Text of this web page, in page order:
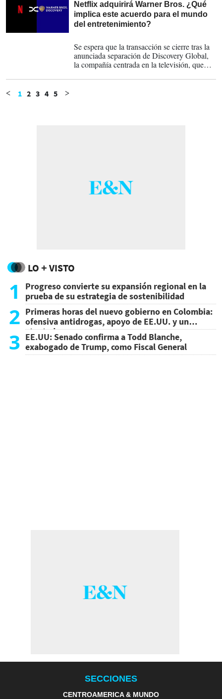
Netflix adquirirá Warner Bros. ¿Qué
implica este acuerdo para el mundo
del entretenimiento?
Se espera que la transacción se cierre tras la
anunciada separación de Discovery Global,
la compañía centrada en la televisión, que
y canales en abierto en Europa. Se espera
< 1 2 3 4 5 >
LO + VISTO
1
Progreso convierte su expansión regional en la
prueba de su estrategia de sostenibilidad
2 Primeras horas del nuevo gobierno en Colombia:
ofensiva antidrogas, apoyo de EE.UU. y un
atentado
3 EE.UU: Senado confirma a Todd Blanche,
exabogado de Trump, como Fiscal General
SECCIONES
CENTROAMERICA & MUNDO